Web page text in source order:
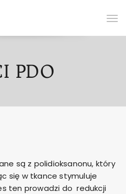
PDO
są z polidioksanonu, który
się w tkance stymuluje
ten prowadzi do redukcji